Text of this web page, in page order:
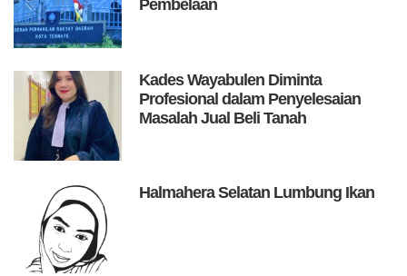
Pembelaan
Kades Wayabulen Diminta
Profesional dalam Penyelesaian
Masalah Jual Beli Tanah
Halmahera Selatan Lumbung Ikan